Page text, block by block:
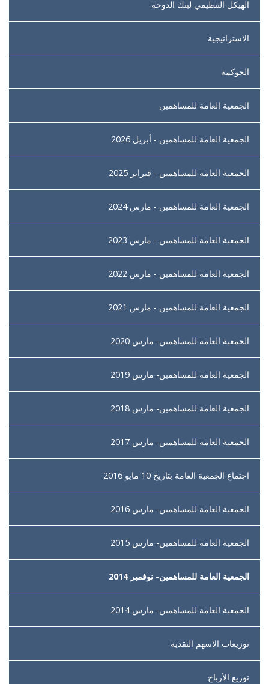
الهيكل التنظيمي لبنك الدوحة
الاستراتيجية
الحوكمة
الجمعية العامة للمساهمين
الجمعية العامة للمساهمين - أبريل 2026
الجمعية العامة للمساهمين - فبراير 2025
الجمعية العامة للمساهمين - مارس 2024
الجمعية العامة للمساهمين - مارس 2023
الجمعية العامة للمساهمين - مارس 2022
الجمعية العامة للمساهمين - مارس 2021
الجمعية العامة للمساهمين- مارس 2020
الجمعية العامة للمساهمين- مارس 2019
الجمعية العامة للمساهمين- مارس 2018
الجمعية العامة للمساهمين- مارس 2017
اجتماع الجمعية العامة بتاريخ 10 مايو 2016
الجمعية العامة للمساهمين- مارس 2016
الجمعية العامة للمساهمين- مارس 2015
الجمعية العامة للمساهمين- نوفمبر 2014
الجمعية العامة للمساهمين- مارس 2014
توزيعات الاسهم النقدية
توزيع الأرباح